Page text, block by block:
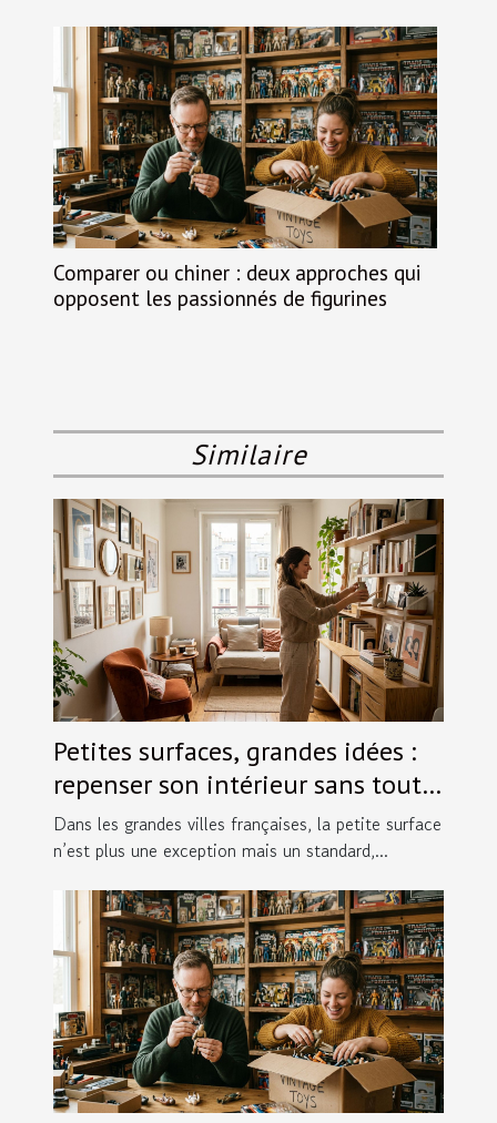
Comparer ou chiner : deux approches qui
opposent les passionnés de figurines
Similaire
Petites surfaces, grandes idées :
repenser son intérieur sans tout
bouleverser
Dans les grandes villes françaises, la petite surface
n’est plus une exception mais un standard,...